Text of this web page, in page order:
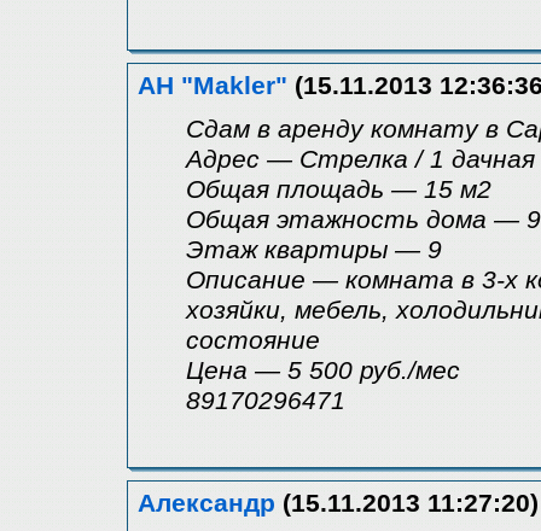
АН "Makler" (15.11.2013
Сдам в аренду комнату в
Адрес — Стрелка / 1 дачная
Общая площадь — 15 м2
Общая этажность дома — 9
Этаж квартиры — 9
Описание — комната в 3-х
хозяйки, мебель,
состояние
Цена — 5 500 руб./мес
89170296471
Александр (15.11.2013 11:27:20)